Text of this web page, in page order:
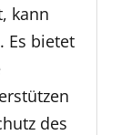
kann
Es bietet
des